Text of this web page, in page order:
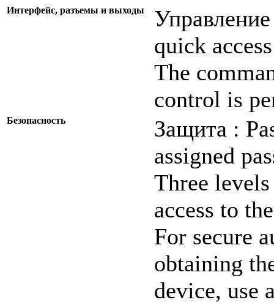
Интерфейс, разъемы и выходы
quick
The
control is
Безопасность
Защита :
assigned
Three
access to
For secure
obtaining
device, use